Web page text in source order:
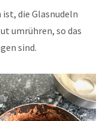
die Glasnudeln
umrühren, so das
sind.